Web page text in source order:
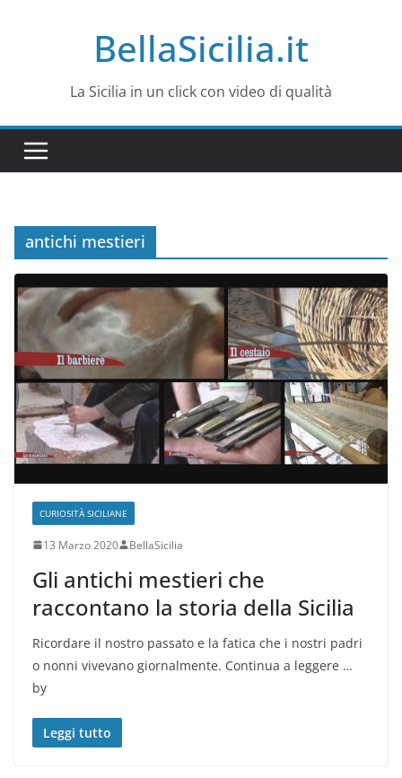
BellaSicilia.it
La Sicilia in un click con video di qualità
antichi mestieri
CURIOSITÀ SICILIANE
13 Marzo 2020 BellaSicilia
Gli antichi mestieri che
raccontano la storia della Sicilia
Ricordare il nostro passato e la fatica che i nostri padri
o nonni vivevano giornalmente. Continua a leggere …
by
Leggi tutto